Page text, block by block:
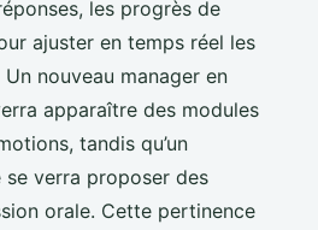
les progrès de
ajuster en temps réel les
nouveau manager en
apparaître des modules
tandis qu’un
verra proposer des
orale. Cette pertinence